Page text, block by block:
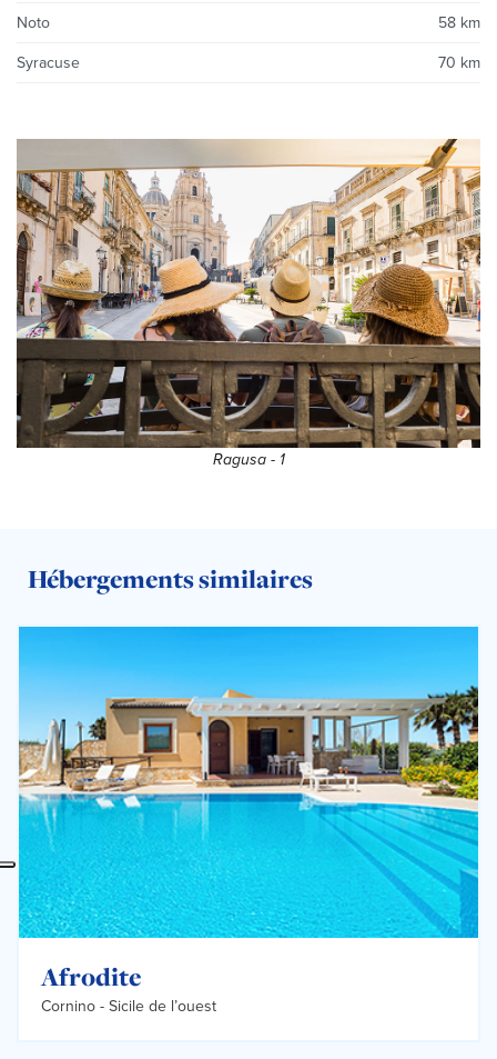
Noto 58 km
Syracuse 70 km
Ragusa - 1
Hébergements similaires
Afrodite
Cornino - Sicile de l’ouest